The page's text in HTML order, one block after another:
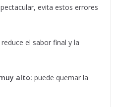
evita estos errores
el sabor final y la
alto: puede quemar la